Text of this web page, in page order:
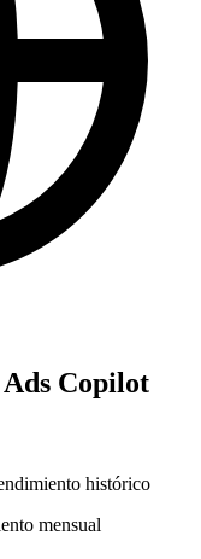
Copilot
histórico
mensual